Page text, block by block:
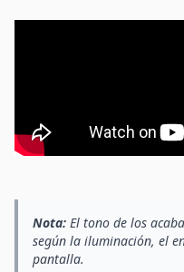
Nota: El tono de los
según la iluminación, el
pantalla.